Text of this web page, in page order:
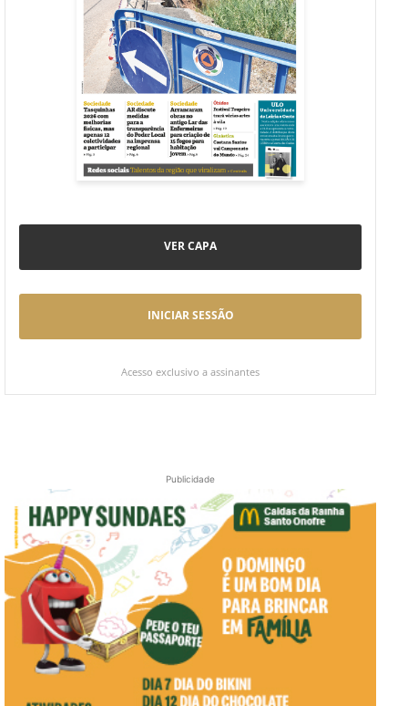
VER CAPA
INICIAR SESSÃO
Acesso exclusivo a assinantes
Publicidade